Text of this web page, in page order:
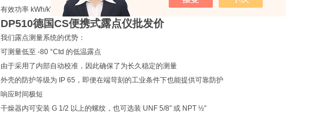
有效功率 kWh/kW
DP510德国CS便携式露点仪批发价
我们露点测量系统的优势：
可测量低至 -80 °Ctd 的低温露点
由于采用了内部自动校准，因此确保了为长久稳定的测量
外壳的防护等级为 IP 65，即便在端苛刻的工业条件下也能提供可靠防护
响应时间极短
干燥器内可安装 G 1/2 以上的螺纹，也可选装 UNF 5/8″ 或 NPT ½″